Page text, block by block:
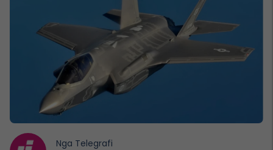
Nga Telegrafi